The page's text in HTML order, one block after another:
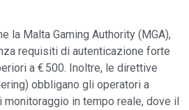
la Malta Gaming Authority (MGA),
requisiti di autenticazione forte
a € 500. Inoltre, le direttive
obbligano gli operatori a
in tempo reale, dove il